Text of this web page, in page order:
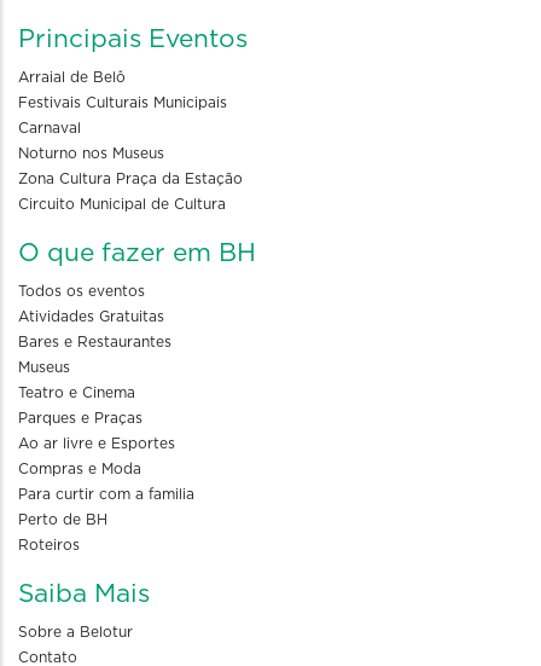
Principais Eventos
Arraial de Belô
Festivais Culturais Municipais
Carnaval
Noturno nos Museus
Zona Cultura Praça da Estação
Circuito Municipal de Cultura
O que fazer em BH
Todos os eventos
Atividades Gratuitas
Bares e Restaurantes
Museus
Teatro e Cinema
Parques e Praças
Ao ar livre e Esportes
Compras e Moda
Para curtir com a familia
Perto de BH
Roteiros
Saiba Mais
Sobre a Belotur
Contato